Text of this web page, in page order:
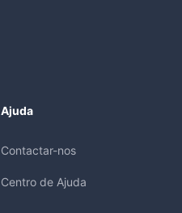
Ajuda
Contactar-nos
Centro de Ajuda